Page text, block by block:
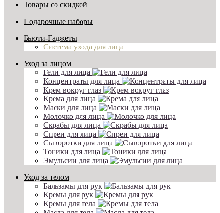
Товары со скидкой
Подарочные наборы
Бьюти-Гаджеты
Система ухода для лица
Уход за лицом
Гели для лица
Концентраты для лица
Крем вокруг глаз
Крема для лица
Маски для лица
Молочко для лица
Скрабы для лица
Спреи для лица
Сыворотки для лица
Тоники для лица
Эмульсии для лица
Уход за телом
Бальзамы для рук
Кремы для рук
Кремы для тела